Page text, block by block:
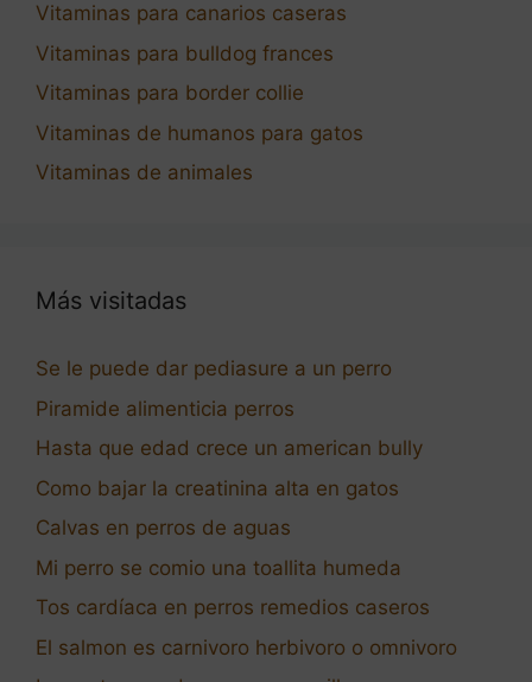
Vitaminas para canarios caseras
Vitaminas para bulldog frances
Vitaminas para border collie
Vitaminas de humanos para gatos
Vitaminas de animales
Más visitadas
Se le puede dar pediasure a un perro
Piramide alimenticia perros
Hasta que edad crece un american bully
Como bajar la creatinina alta en gatos
Calvas en perros de aguas
Mi perro se comio una toallita humeda
Tos cardíaca en perros remedios caseros
El salmon es carnivoro herbivoro o omnivoro